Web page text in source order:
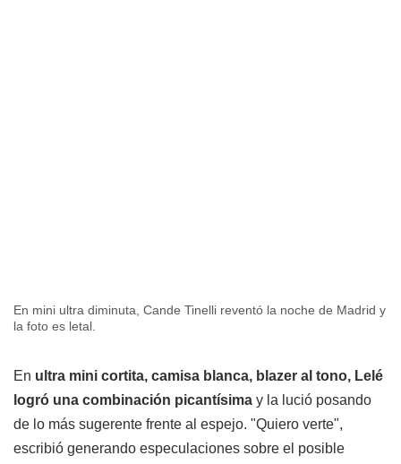
En mini ultra diminuta, Cande Tinelli reventó la noche de Madrid y
la foto es letal.
En ultra mini cortita, camisa blanca, blazer al tono, Lelé
logró una combinación picantísima y la lució posando
de lo más sugerente frente al espejo. "Quiero verte",
escribió generando especulaciones sobre el posible